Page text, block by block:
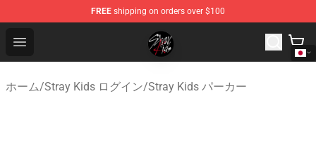
FREE shipping on orders over $100
Open menu
Stray Kids Shop - Official Stray Kids Merchandise Store
ホーム/Stray Kids ログイン/Stray Kids パーカー